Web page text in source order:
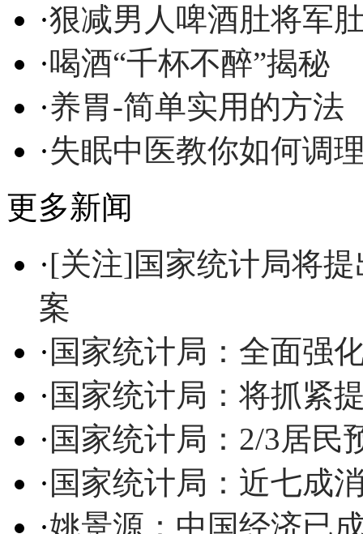
·狠减男人啤酒肚将军
·喝酒“千杯不醉”揭秘
·养胃-简单实用的方法
·失眠中医教你如何调
更多新闻
·[关注]国家统计局将
案
· 国家统计局：全面强
· 国家统计局：将抓紧
· 国家统计局：2/3居民
· 国家统计局：近七成
·姚景源：中国经济已